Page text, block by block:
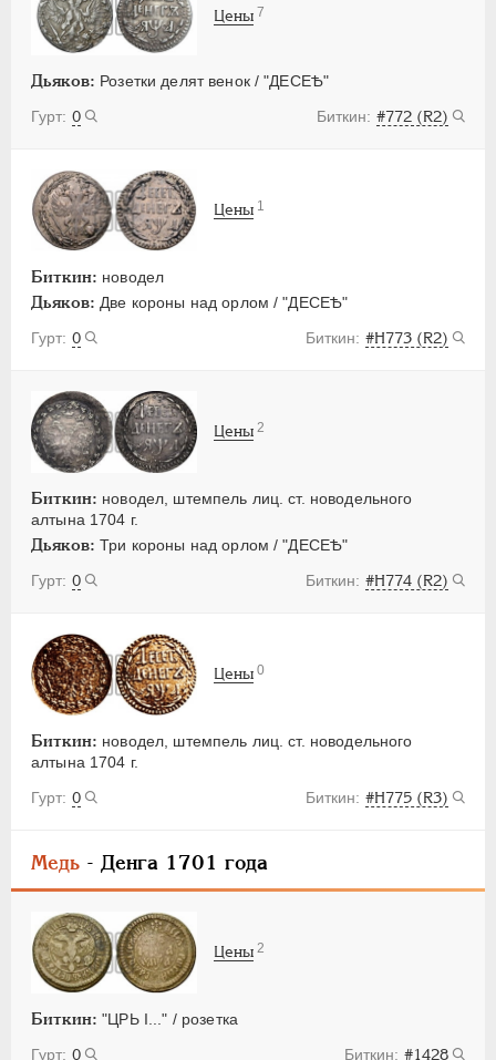
Дьяков: Розетки делят венок / "ДЕСЕѢ"
0
#772 (R2)
Цены 7
Биткин: новодел
Дьяков: Две короны над орлом / "ДЕСЕѢ"
0
#H773 (R2)
Цены 1
Биткин: новодел, штемпель лиц. ст. новодельного
алтына 1704 г.
Дьяков: Три короны над орлом / "ДЕСЕѢ"
0
#H774 (R2)
Цены 2
Биткин: новодел, штемпель лиц. ст. новодельного
алтына 1704 г.
0
#H775 (R3)
Цены 0
Медь - Денга 1701 года
Биткин: "ЦРЬ I..." / розетка
0
#1428
Цены 2